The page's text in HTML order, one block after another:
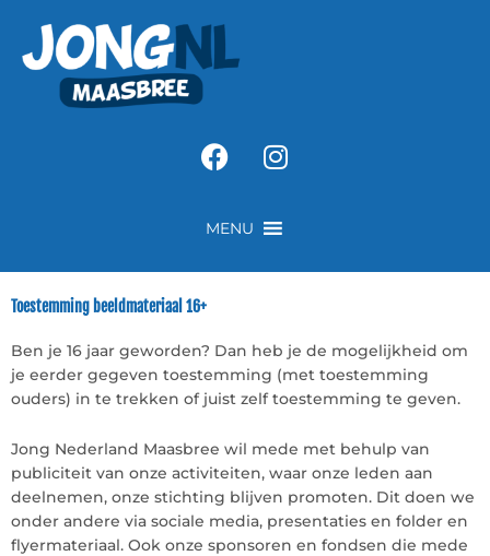
FacebookInstagram
MENU
Toestemming beeldmateriaal 16+
Ben je 16 jaar geworden? Dan heb je de mogelijkheid om
je eerder gegeven toestemming (met toestemming
ouders) in te trekken of juist zelf toestemming te geven.
Jong Nederland Maasbree wil mede met behulp van
publiciteit van onze activiteiten, waar onze leden aan
deelnemen, onze stichting blijven promoten. Dit doen we
onder andere via sociale media, presentaties en folder en
flyermateriaal. Ook onze sponsoren en fondsen die mede